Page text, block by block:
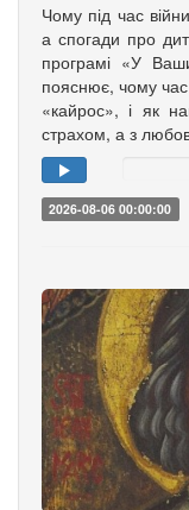
Чому під час
а спогади про
програмі «У
пояснює, чому
«кайрос», і як
страхом, а з
2026-08-06 00:00:00